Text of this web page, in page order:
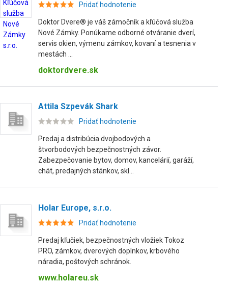
Pridať hodnotenie
Doktor Dvere® je váš zámočník a kľúčová služba
Nové Zámky. Ponúkame odborné otváranie dverí,
servis okien, výmenu zámkov, kovaní a tesnenia v
mestách ...
doktordvere.sk
Attila Szpevák Shark
Pridať hodnotenie
Predaj a distribúcia dvojbodových a
štvorbodových bezpečnostných závor.
Zabezpečovanie bytov, domov, kancelárií, garáží,
chát, predajných stánkov, skl...
Holar Europe, s.r.o.
Pridať hodnotenie
Predaj kľučiek, bezpečnostných vložiek Tokoz
PRO, zámkov, dverových doplnkov, krbového
náradia, poštových schránok.
www.holareu.sk